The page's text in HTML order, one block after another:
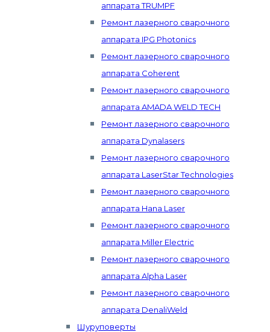
аппарата TRUMPF
Ремонт лазерного сварочного
аппарата IPG Photonics
Ремонт лазерного сварочного
аппарата Coherent
Ремонт лазерного сварочного
аппарата AMADA WELD TECH
Ремонт лазерного сварочного
аппарата Dynalasers
Ремонт лазерного сварочного
аппарата LaserStar Technologies
Ремонт лазерного сварочного
аппарата Hana Laser
Ремонт лазерного сварочного
аппарата Miller Electric
Ремонт лазерного сварочного
аппарата Alpha Laser
Ремонт лазерного сварочного
аппарата DenaliWeld
Шуруповерты